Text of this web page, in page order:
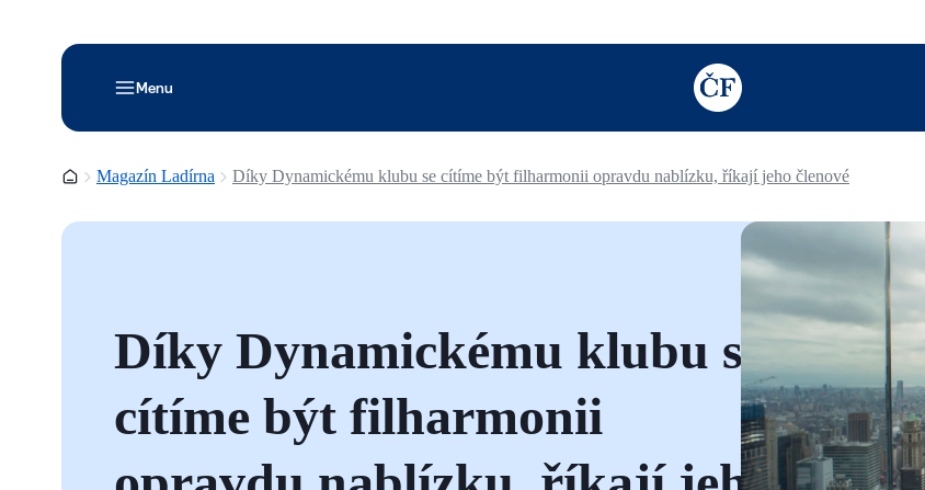
Menu
TODO: Add description for reader
Domovská stránka
Magazín Ladírna Díky Dynamickému klubu se cítíme být filharmonii opravdu nablízku, říkají jeho členové
Díky Dynamickému klubu se
cítíme být filharmonii